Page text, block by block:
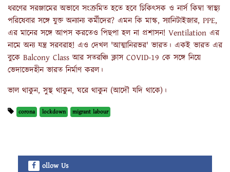
ধরণের সরঞ্জামের অভাবে সংক্রমিত হতে হবে চিকিৎসক ও নার্স কিম্বা স্বাস্থ্য
পরিষেবার সঙ্গে যুক্ত অন্যান্য কর্মীদের? এমন কি মাস্ক, স্যানিটাইজার, PPE,
এর মানের সঙ্গে আপস করতেও পিছপা হল না প্রশাসন! Ventilation এর
নামে অন্য যন্ত্র সরবরাহ! এও দেখল 'আত্মানিরভর' ভারত। একই ভারত এর
বুকে Balcony Class আর সতরঞ্চি ক্লাস COVID-19 কে সঙ্গে নিয়ে
ভেদাভেদহীন ভারত নির্মাণ করল।
ভাল থাকুন, সুস্থ থাকুন, ঘরে থাকুন (আদৌ যদি থাকে)।
corona lockdown migrant labour
ollow Us